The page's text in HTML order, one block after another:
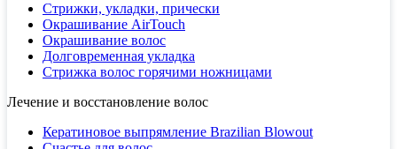
Стрижки, укладки, прически
Окрашивание AirTouch
Окрашивание волос
Долговременная укладка
Стрижка волос горячими ножницами
Лечение и восстановление волос
Кератиновое выпрямление Brazilian Blowout